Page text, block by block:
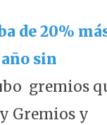
de 20%
sin
gremios
Gremios y